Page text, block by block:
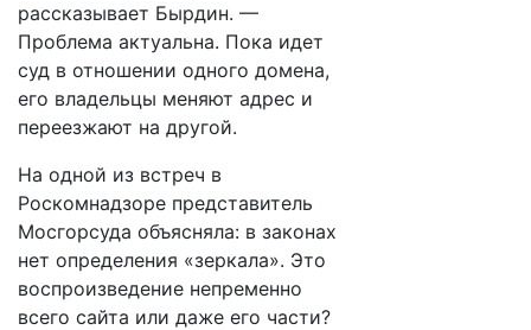
рассказывает Бырдин. —
Проблема актуальна. Пока идет
суд в отношении одного домена,
его владельцы меняют адрес и
переезжают на другой.
На одной из встреч в
Роскомнадзоре представитель
Мосгорсуда объясняла: в законах
нет определения «зеркала». Это
воспроизведение непременно
всего сайта или даже его части?